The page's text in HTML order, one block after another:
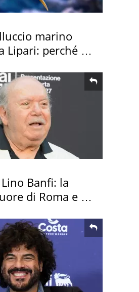
marino
Lipari: perché è
Banfi: la
di Roma e i